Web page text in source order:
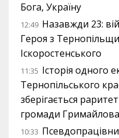
Бога, Україну
12:49 Назавжди 23:
Героя з
Іскоростенського
11:35 Історія одного
Тернопільського
зберігається
громади Гримайлова
10:33